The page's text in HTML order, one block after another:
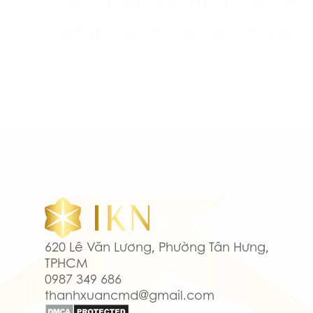
620 Lê Văn Lương, Phường Tân Hưng,
TPHCM
0987 349 686
thanhxuancmd@gmail.com